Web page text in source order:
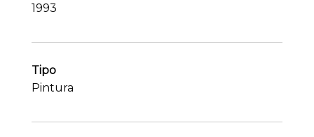
1993
Tipo
Pintura